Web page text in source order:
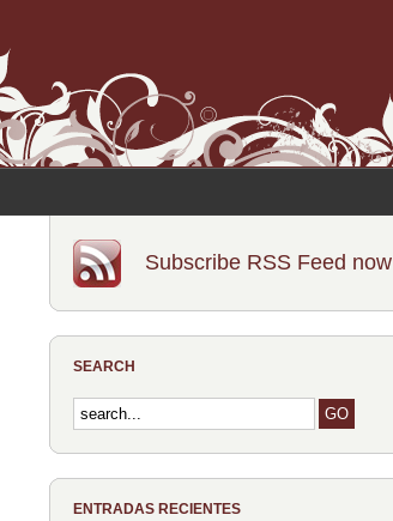
Subscribe RSS Feed now
SEARCH
ENTRADAS RECIENTES